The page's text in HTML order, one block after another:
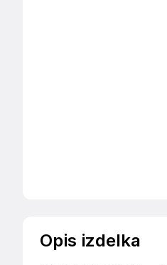
Opis izdelka